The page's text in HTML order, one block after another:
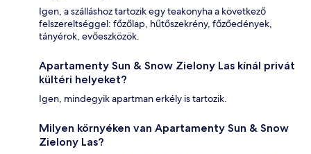
Igen, a szálláshoz tartozik egy teakonyha a következő
felszereltséggel: főzőlap, hűtőszekrény, főzőedények,
tányérok, evőeszközök.
Apartamenty Sun & Snow Zielony Las kínál privát
kültéri helyeket?
Igen, mindegyik apartman erkély is tartozik.
Milyen környéken van Apartamenty Sun & Snow
Zielony Las?